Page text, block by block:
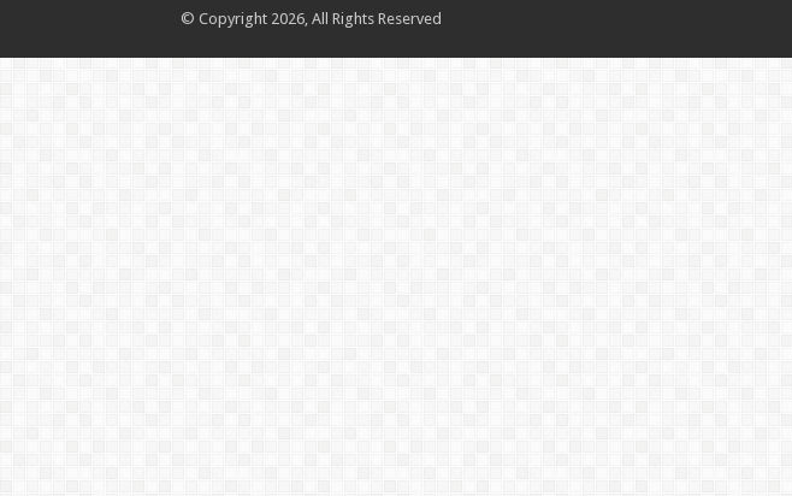
© Copyright 2026, All Rights Reserved